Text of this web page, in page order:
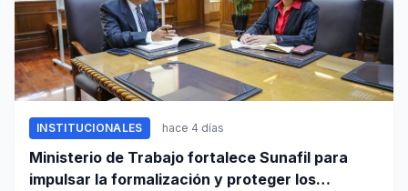
INSTITUCIONALES hace 4 días
Ministerio de Trabajo fortalece Sunafil para
impulsar la formalización y proteger los